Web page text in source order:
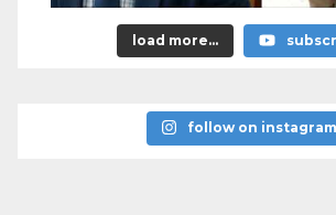
load more...
follow on instagram